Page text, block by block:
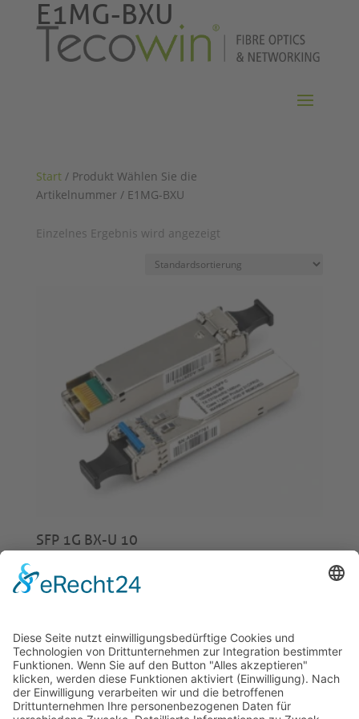
Start/ Produkt Wählen Sie die
Artikelnummer / E1MG-BXU
E1MG-BXU
Einzelnes Ergebnis wird angezeigt
SFP 1G BX-U 10
€
© 2026 Tecowin GmbH |Impressum|Datenschutz
| Widerrufsrecht|AGB| Gewährleistung|RMA